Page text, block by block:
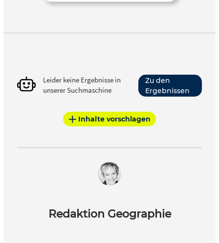
Leider keine Ergebnisse in
unserer Suchmaschine
Zu den
Ergebnissen
Inhalte vorschlagen
Redaktion Geographie